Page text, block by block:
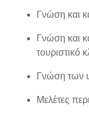
Γνώση και
Γνώση και
τουριστικό
Γνώση των
Μελέτες